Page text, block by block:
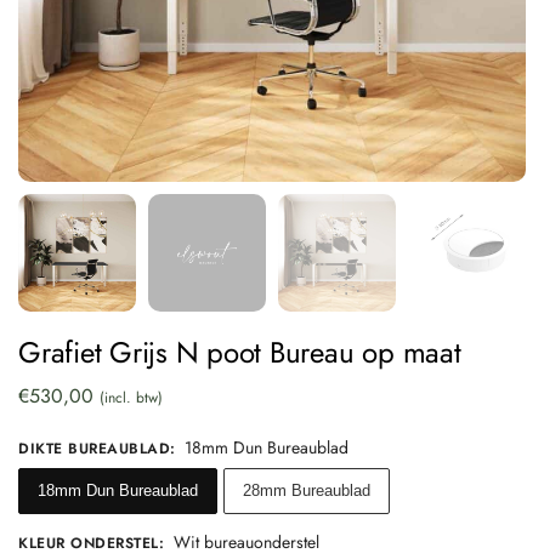
Grafiet Grijs N poot Bureau op maat
€530,00 (incl. btw)
DIKTE BUREAUBLAD: 18mm Dun Bureaublad
18mm Dun Bureaublad 28mm Bureaublad
KLEUR ONDERSTEL: Wit bureauonderstel